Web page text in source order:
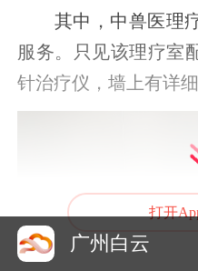
其中，中兽医理
服务。只见该理疗室
针治疗仪，墙上有详
打开
广州白云